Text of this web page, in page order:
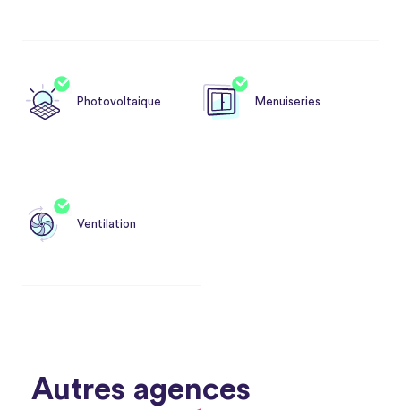
Photovoltaique
Ventilation
Menuiseries
Autres agences